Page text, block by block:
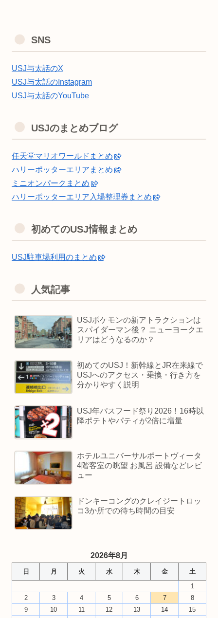
SNS
USJ与太話のX
USJ与太話のInstagram
USJ与太話のYouTube
USJのまとめブログ
任天堂マリオワールドまとめ
ハリーポッターエリアまとめ
ミニオンパークまとめ
ハリーポッターエリア入場整理券まとめ
初めてのUSJ情報まとめ
USJ駐車場利用のまとめ
人気記事
USJポケモンの新アトラクションは
スパイダーマン後？ ニューヨークエ
リアはどうなるのか？
初めてのUSJ！新幹線とJR在来線で
USJへのアクセス・乗換・行き方を
分かりやすく説明
USJ年パスフード祭り2026！16時以
降ポテトやパティが2倍に増量
ホテルユニバーサルポートヴィータ
4階客室の眺望 お風呂 設備などレビ
ュー
ドンキーコングのクレイジートロッ
コ3か所での待ち時間の目安
2026年8月
日 月 火 水 木 金
土
1
2
3 4 5 6 7
8
9
10 11 12 13 14
15